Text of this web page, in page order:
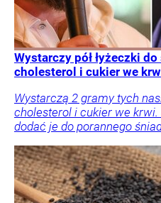
Wystarczy pół łyżeczki
cholesterol i cukier we
Wystarczą 2 gramy tych
cholesterol i cukier we
dodać je do porannego